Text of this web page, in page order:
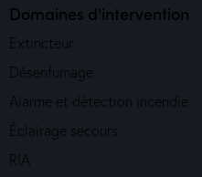
Domaines d'intervention
Extincteur
Désenfumage
Alarme et détection incendie
Éclairage secours
RIA